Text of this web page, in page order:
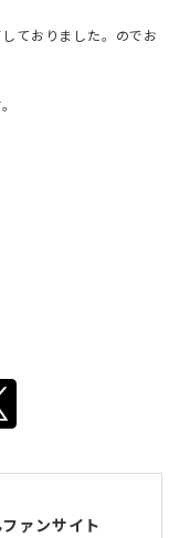
ておりました。のでお
ァンサイト